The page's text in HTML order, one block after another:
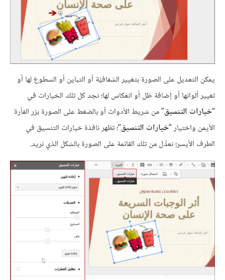
يمكن التعديل على الصورة بتغيير الشفافيَّة أو التباين أو السطوع لها أو
تغيير ألوانها أو إضافة ظل أو انعكاس لها؛ نجد كل تلك الخيارات في
“خيارات التنسيق” من شريط الأدوات أو بالضغط على الصورة بزر الفأرة
الأيمن واختيار “خيارات التنسيق“؛ تظهر نافذة خيارات التنسيق في
الطرف الأيسر؛ نعدِّل من تلك القائمة على الصورة بالشكل الذي نريد.